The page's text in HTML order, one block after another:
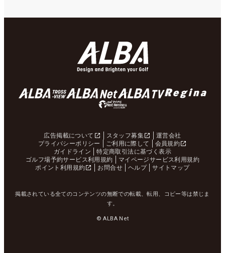
広告掲載について スタッフ募集
運営会社
プライバシーポリシー
ご利用に際して
会員規約
ガイドライン
特定商取引法に基づく表示
ゴルフ場予約サービス利用規約
マイページサービス利用規約
ポイント利用規約
お問合せ ヘルプ サイトマップ
掲載されている全てのコンテンツの無断での転載、転用、コピー等は禁じま
す。
© ALBA Net